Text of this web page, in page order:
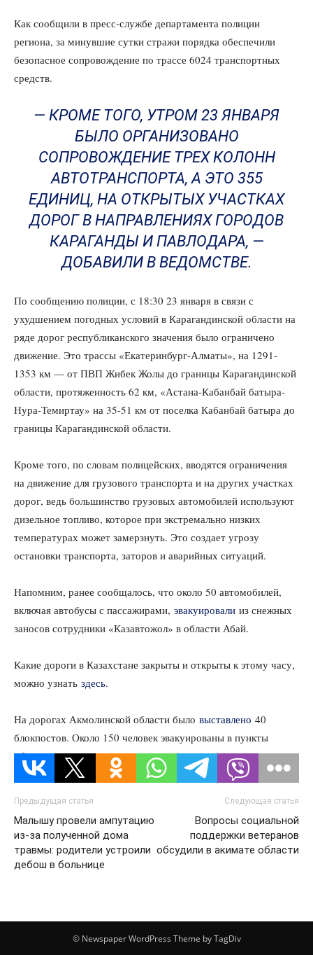
Как сообщили в пресс-службе департамента полиции
региона, за минувшие сутки стражи порядка обеспечили
безопасное сопровождение по трассе 6024 транспортных
средств.
— КРОМЕ ТОГО, УТРОМ 23 ЯНВАРЯ
БЫЛО ОРГАНИЗОВАНО
СОПРОВОЖДЕНИЕ ТРЕХ КОЛОНН
АВТОТРАНСПОРТА, А ЭТО 355
ЕДИНИЦ, НА ОТКРЫТЫХ УЧАСТКАХ
ДОРОГ В НАПРАВЛЕНИЯХ ГОРОДОВ
КАРАГАНДЫ И ПАВЛОДАРА, —
ДОБАВИЛИ В ВЕДОМСТВЕ.
По сообщению полиции, с 18:30 23 января в связи с
ухудшением погодных условий в Карагандинской области на
ряде дорог республиканского значения было ограничено
движение. Это трассы «Екатеринбург-Алматы», на 1291-
1353 км — от ПВП Жибек Жолы до границы Карагандинской
области, протяженность 62 км, «Астана-Кабанбай батыра-
Нура-Темиртау» на 35-51 км от поселка Кабанбай батыра до
границы Карагандинской области.
Кроме того, по словам полицейских, вводятся ограничения
на движение для грузового транспорта и на других участках
дорог, ведь большинство грузовых автомобилей используют
дизельное топливо, которое при экстремально низких
температурах может замерзнуть. Это создает угрозу
остановки транспорта, заторов и аварийных ситуаций.
Напомним, ранее сообщалось, что около 50 автомобилей,
включая автобусы с пассажирами, эвакуировали из снежных
заносов сотрудники «Казавтожол» в области Абай.
Какие дороги в Казахстане закрыты и открыты к этому часу,
можно узнать здесь.
На дорогах Акмолинской области было выставлено 40
блокпостов. Около 150 человек эвакуированы в пункты
обогрева.
Предыдущая статья
Малышу провели ампутацию
из-за полученной дома
травмы: родители устроили
дебош в больнице
Следующая статья
Вопросы социальной
поддержки ветеранов
обсудили в акимате области
© Newspaper WordPress Theme by TagDiv